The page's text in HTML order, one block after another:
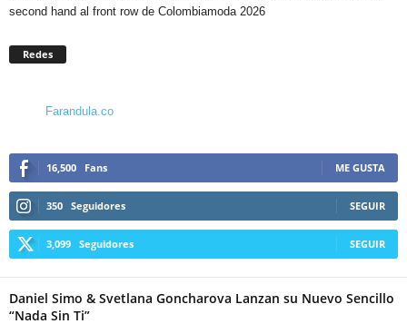
second hand al front row de Colombiamoda 2026
Redes
Farandula.co
16,500 Fans ME GUSTA
350 Seguidores SEGUIR
3,099 Seguidores SEGUIR
Daniel Simo & Svetlana Goncharova Lanzan su Nuevo Sencillo
“Nada Sin Ti”